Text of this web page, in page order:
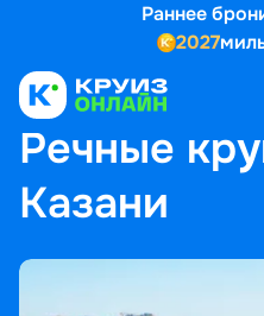
Раннее
2027
ГЛАВНАЯ • ПОПУЛЯРНЫЕ
Речные
Казани